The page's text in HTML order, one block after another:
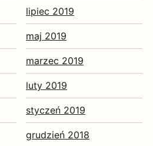
lipiec 2019
maj 2019
marzec 2019
luty 2019
styczeń 2019
grudzień 2018